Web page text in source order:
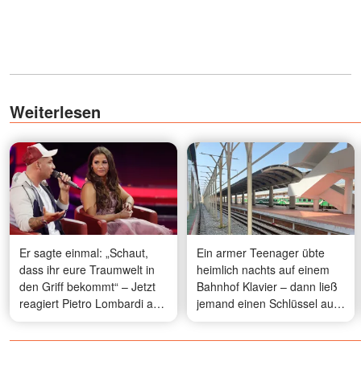
Weiterlesen
Er sagte einmal: „Schaut,
dass ihr eure Traumwelt in
den Griff bekommt“ – Jetzt
reagiert Pietro Lombardi auf
Sarah Engels' Eurovision-
Beitrag
Ein armer Teenager übte
heimlich nachts auf einem
Bahnhof Klavier – dann ließ
jemand einen Schlüssel auf
der Bank liegen